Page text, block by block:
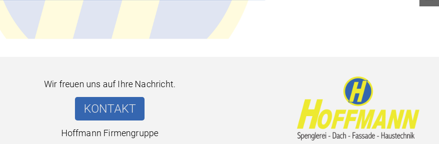
Wir freuen uns auf Ihre Nachricht.
KONTAKT
Hoffmann Firmengruppe